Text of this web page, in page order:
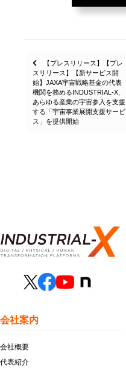
Posts
navigation
【プレスリリース】【プレ
スリリース】【新サービス開
始】JAXA宇宙戦略基金の代表
機関を務めるINDUSTRIAL-X、
あらゆる産業の宇宙参入を支援
する「宇宙事業展開支援サービ
ス」を提供開始
会社案内
会社概要
代表紹介